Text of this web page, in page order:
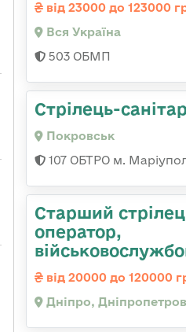
від 23000 до 123000
Вся Україна
503 ОБМП
Стрілець-санітар
Покровськ
107 ОБТРО м.
Старший
оператор,
від 20000 до 120000
Дніпро,